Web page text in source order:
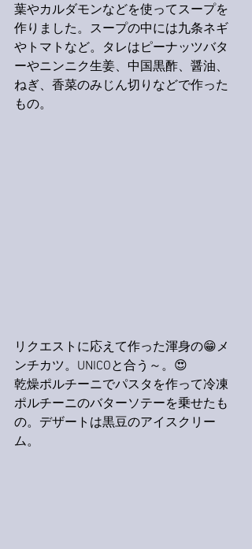
葉やカルダモンなどを使ってスープを
作りました。スープの中には九条ネギ
やトマトなど。タレはピーナッツバタ
ーやニンニク生姜、中国黒酢、醤油、
ねぎ、香菜のみじん切りなどで作った
もの。
リクエストに応えて作った渾身の😁メ
ンチカツ。UNICOと合う～。😍
乾燥ポルチーニでパスタを作って冷凍
ポルチーニのバターソテーを乗せたも
の。デザートは黒豆のアイスクリー
ム。